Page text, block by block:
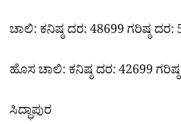
ಚಾಲಿ: ಕನಿಷ್ಠ ದರ: 48699 ಗರಿಷ್ಠ ದರ:
ಹೊಸ ಚಾಲಿ: ಕನಿಷ್ಠ ದರ: 42699
ಸಿದ್ಧಾಪುರ